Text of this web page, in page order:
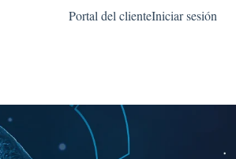
Portal del clienteIniciar sesión